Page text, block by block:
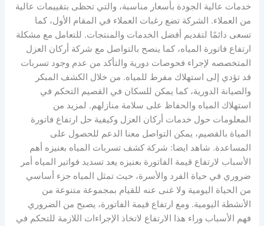
خدمات عالية الجودة بأسعار مناسبة، والتي تحظى بتقييمات عالية
من العملاء. الشركة تضع رغبات العملاء في المقام الأول، كما
تسعى دائمًا لتقديم أفضل الخدمات والمنتجات. للتعامل مع مشكلة
ارتفاع فاتورة المياه، كما ينصح بالتواصل مع شركة أركان العزل
المتخصصه لإجراء فحوصات دورية والتأكد من عدم وجود تسربات
قد تؤدي إلى استهلاك مفرط للمياه. من خلال الكشف المبكر
والصيانة الدورية، كما يمكن للسكان في القصيم التحكم في
استهلاك المياه والحفاظ على سلامة منازلهم. لمزيد من
المعلومات حول خدمات أركان العزل وكيفية حل ارتفاع فاتورة
المياة بالقصيم، يمكن التواصل معنا الدعم للحصول على
المساعدة. شاهد ايضا: شركة كشف تسربات المياه بعنيزه أهم
الأسباب لارتفاع قيمة الفاتورة بعنيزه يعد تسديد فواتير المياه أمر
ضروري في حياة الفرد والأسرة، حيث تمثل المياه جزء أساسي
من الحياة اليومية ولا غنى عنه للقيام بمجموعة متنوعة من
الأنشطة اليومية. ومع ارتفاع قيمة الفاتورة، يصبح من الضروري
فهم الأسباب وراء هذا الارتفاع لاتخاذ الإجراءات اللازمة للتحكم في